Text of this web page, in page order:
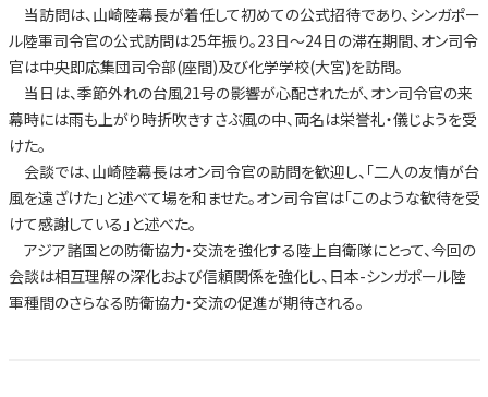
当訪問は、山崎陸幕長が着任して初めての公式招待であり、シンガポー
ル陸軍司令官の公式訪問は25年振り。23日～24日の滞在期間、オン司令
官は中央即応集団司令部(座間)及び化学学校(大宮)を訪問。
当日は、季節外れの台風21号の影響が心配されたが、オン司令官の来
幕時には雨も上がり時折吹きすさぶ風の中、両名は栄誉礼・儀じようを受
けた。
会談では、山崎陸幕長はオン司令官の訪問を歓迎し、「二人の友情が台
風を遠ざけた」と述べて場を和ませた。オン司令官は「このような歓待を受
けて感謝している」と述べた。
アジア諸国との防衛協力・交流を強化する陸上自衛隊にとって、今回の
会談は相互理解の深化および信頼関係を強化し、日本-シンガポール陸
軍種間のさらなる防衛協力・交流の促進が期待される。